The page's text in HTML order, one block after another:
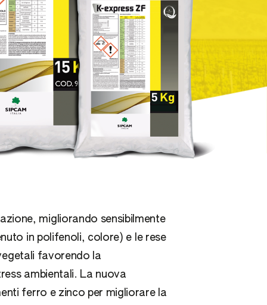
Pomacee
migliorando sensibilmente
in polifenoli, colore) e le rese
favorendo la
ambientali. La nuova
ferro e zinco per migliorare la